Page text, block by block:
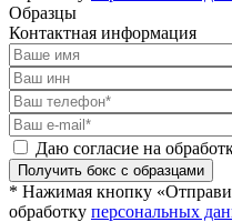
Образцы
Контактная информация
Даю согласие на
Получить бокс с образцами
* Нажимая кнопку
обработку персональных